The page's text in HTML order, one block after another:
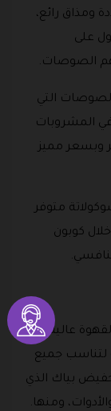
ومذاق رائع،
على
الصوصات.
التي
المشروبات
وبسعر مميز
متوفر
كوبون
عالية
لتناسب جميع
بياك الذي
ومنها.